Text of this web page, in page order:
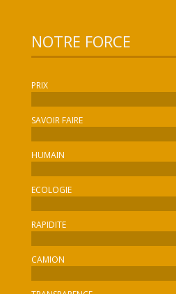
NOTRE FORCE
PRIX
SAVOIR FAIRE
HUMAIN
ECOLOGIE
RAPIDITE
CAMION